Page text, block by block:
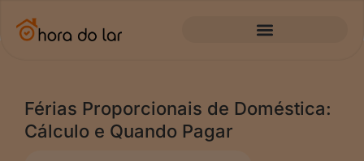
Férias Proporcionais de Doméstica:
Cálculo e Quando Pagar